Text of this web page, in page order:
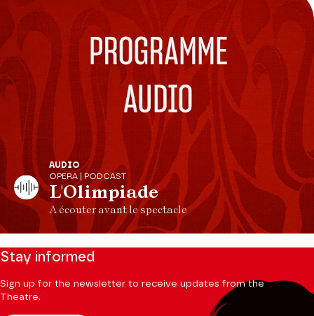
AUDIO
OPERA | PODCAST
L'Olimpiade
A écouter avant le spectacle
Stay informed
Sign up for the newsletter to receive updates from the
Theatre.